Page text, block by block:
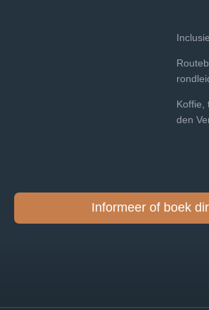
Koffie,
den
Informeer of boek